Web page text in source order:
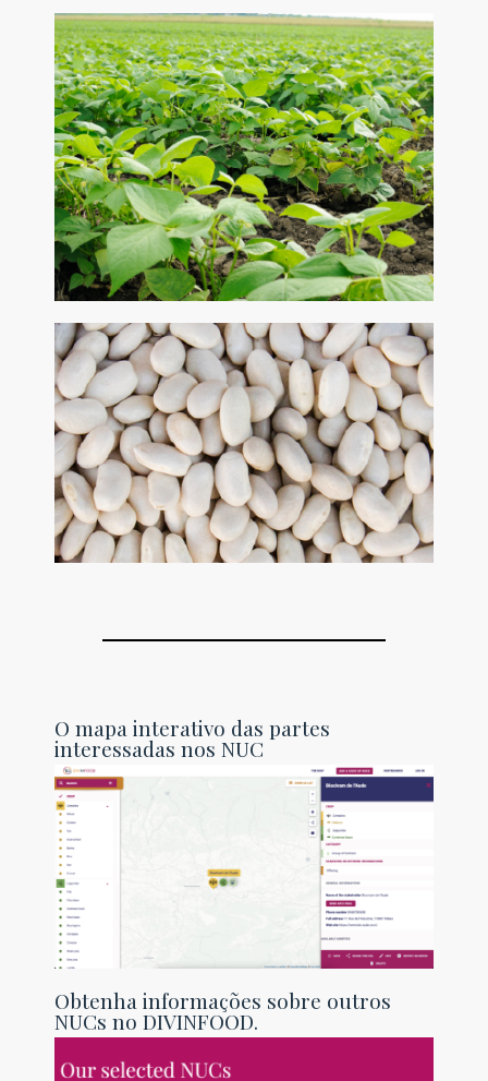
O mapa interativo das partes
interessadas nos NUC
Obtenha informações sobre outros
NUCs no DIVINFOOD.